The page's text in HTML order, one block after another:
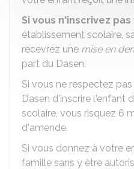
Si vous n'inscrivez
établissement scolaire,
recevrez une mise en
part du Dasen.
Si vous ne respectez
Dasen d'inscrire l'enfant
scolaire, vous risquez 6
d'amende.
Si vous donnez à votre
famille sans y être